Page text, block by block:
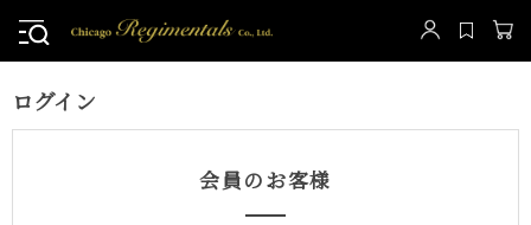
ログイン
会員のお客様